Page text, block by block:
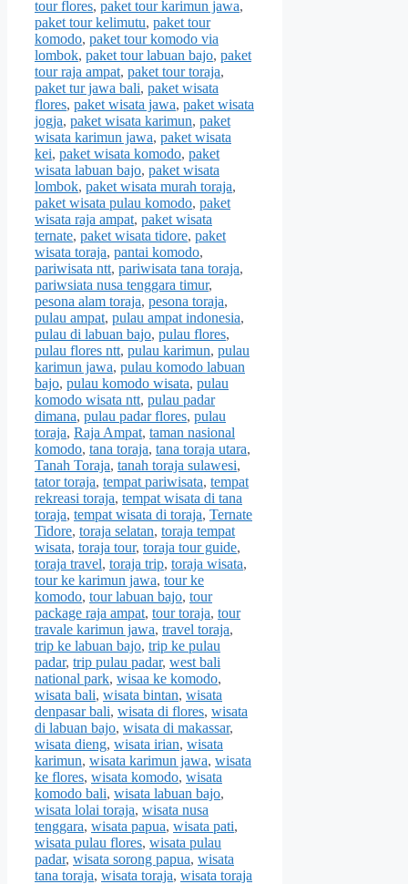
tour flores, paket tour karimun jawa,
paket tour kelimutu, paket tour
komodo, paket tour komodo via
lombok, paket tour labuan bajo, paket
tour raja ampat, paket tour toraja,
paket tur jawa bali, paket wisata
flores, paket wisata jawa, paket wisata
jogja, paket wisata karimun, paket
wisata karimun jawa, paket wisata
kei, paket wisata komodo, paket
wisata labuan bajo, paket wisata
lombok, paket wisata murah toraja,
paket wisata pulau komodo, paket
wisata raja ampat, paket wisata
ternate, paket wisata tidore, paket
wisata toraja, pantai komodo,
pariwisata ntt, pariwisata tana toraja,
pariwsiata nusa tenggara timur,
pesona alam toraja, pesona toraja,
pulau ampat, pulau ampat indonesia,
pulau di labuan bajo, pulau flores,
pulau flores ntt, pulau karimun, pulau
karimun jawa, pulau komodo labuan
bajo, pulau komodo wisata, pulau
komodo wisata ntt, pulau padar
dimana, pulau padar flores, pulau
toraja, Raja Ampat, taman nasional
komodo, tana toraja, tana toraja utara,
Tanah Toraja, tanah toraja sulawesi,
tator toraja, tempat pariwisata, tempat
rekreasi toraja, tempat wisata di tana
toraja, tempat wisata di toraja, Ternate
Tidore, toraja selatan, toraja tempat
wisata, toraja tour, toraja tour guide,
toraja travel, toraja trip, toraja wisata,
tour ke karimun jawa, tour ke
komodo, tour labuan bajo, tour
package raja ampat, tour toraja, tour
travale karimun jawa, travel toraja,
trip ke labuan bajo, trip ke pulau
padar, trip pulau padar, west bali
national park, wisaa ke komodo,
wisata bali, wisata bintan, wisata
denpasar bali, wisata di flores, wisata
di labuan bajo, wisata di makassar,
wisata dieng, wisata irian, wisata
karimun, wisata karimun jawa, wisata
ke flores, wisata komodo, wisata
komodo bali, wisata labuan bajo,
wisata lolai toraja, wisata nusa
tenggara, wisata papua, wisata pati,
wisata pulau flores, wisata pulau
padar, wisata sorong papua, wisata
tana toraja, wisata toraja, wisata toraja